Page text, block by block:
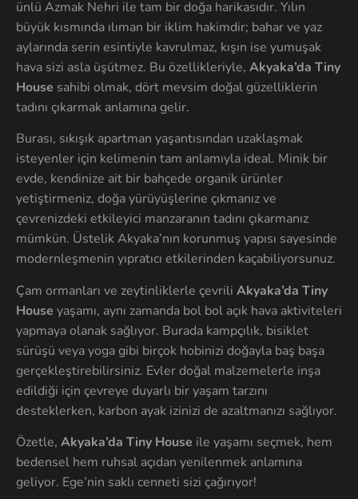
ünlü Azmak Nehri ile tam bir doğa harikasıdır. Yılın
büyük kısmında ılıman bir iklim hakimdir; bahar ve yaz
aylarında serin esintiyle kavrulmaz, kışın ise yumuşak
hava sizi asla üşütmez. Bu özellikleriyle, Akyaka’da Tiny
House sahibi olmak, dört mevsim doğal güzelliklerin
tadını çıkarmak anlamına gelir.
Burası, sıkışık apartman yaşantısından uzaklaşmak
isteyenler için kelimenin tam anlamıyla ideal. Minik bir
evde, kendinize ait bir bahçede organik ürünler
yetiştirmeniz, doğa yürüyüşlerine çıkmanız ve
çevrenizdeki etkileyici manzaranın tadını çıkarmanız
mümkün. Üstelik Akyaka’nın korunmuş yapısı sayesinde
modernleşmenin yıpratıcı etkilerinden kaçabiliyorsunuz.
Çam ormanları ve zeytinliklerle çevrili Akyaka’da Tiny
House yaşamı, aynı zamanda bol bol açık hava aktiviteleri
yapmaya olanak sağlıyor. Burada kampçılık, bisiklet
sürüşü veya yoga gibi birçok hobinizi doğayla baş başa
gerçekleştirebilirsiniz. Evler doğal malzemelerle inşa
edildiği için çevreye duyarlı bir yaşam tarzını
desteklerken, karbon ayak izinizi de azaltmanızı sağlıyor.
Özetle, Akyaka’da Tiny House ile yaşamı seçmek, hem
bedensel hem ruhsal açıdan yenilenmek anlamına
geliyor. Ege’nin saklı cenneti sizi çağırıyor!